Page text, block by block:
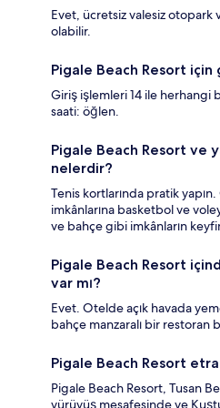
Evet, ücretsiz valesiz otopark
olabilir.
Pigale Beach Resort için
Giriş işlemleri 14 ile herhangi
saati: öğlen.
Pigale Beach Resort ve
nelerdir?
Tenis kortlarında pratik
imkânlarına basketbol ve
ve bahçe gibi imkânların
Pigale Beach Resort
var mı?
Evet. Otelde açık havada
bahçe manzaralı bir restoran
Pigale Beach Resort
Pigale Beach Resort, Tusan
yürüyüş mesafesinde ve